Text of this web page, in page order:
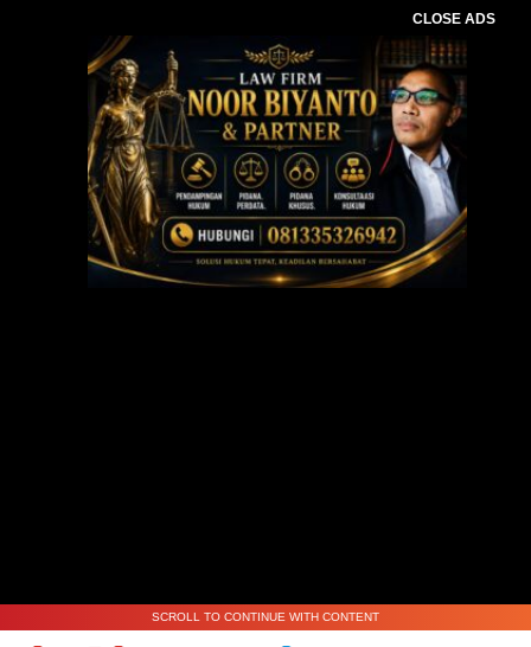
CLOSE ADS
SCROLL TO CONTINUE WITH CONTENT